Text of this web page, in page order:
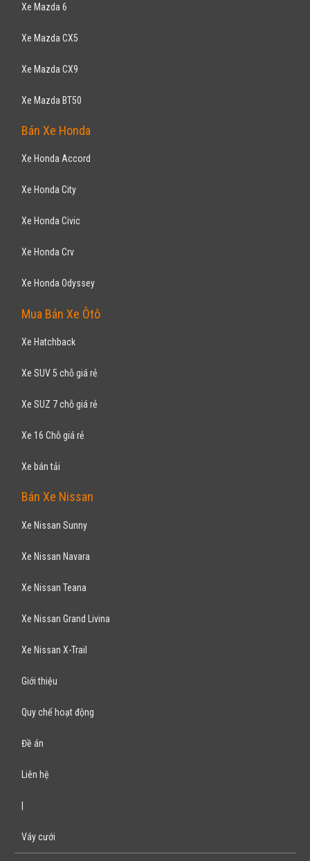
Xe Mazda 6
Xe Mazda CX5
Xe Mazda CX9
Xe Mazda BT50
Bán Xe Honda
Xe Honda Accord
Xe Honda City
Xe Honda Civic
Xe Honda Crv
Xe Honda Odyssey
Mua Bán Xe Ôtô
Xe Hatchback
Xe SUV 5 chỗ giá rẻ
Xe SUZ 7 chỗ giá rẻ
Xe 16 Chỗ giá rẻ
Xe bán tải
Bán Xe Nissan
Xe Nissan Sunny
Xe Nissan Navara
Xe Nissan Teana
Xe Nissan Grand Livina
Xe Nissan X-Trail
Giới thiệu
Quy chế hoạt động
Đề án
Liên hệ
|
Váy cưới